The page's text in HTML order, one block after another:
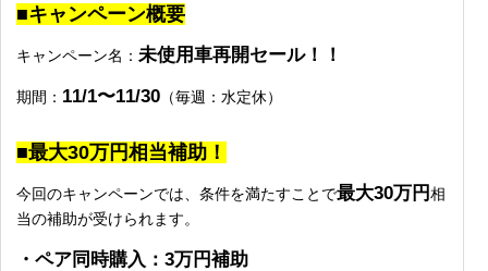
■キャンペーン概要
キャンペーン名： 未使用車再開セール！！
期間： 11/1〜11/30 （毎週：水定休）
■最大30万円相当補助！
今回のキャンペーンでは、条件を満たすことで最大30万円相
当の補助が受けられます。
・ペア同時購入：3万円補助